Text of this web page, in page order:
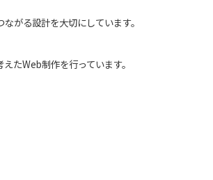
ながる設計を大切にしています。
えたWeb制作を行っています。